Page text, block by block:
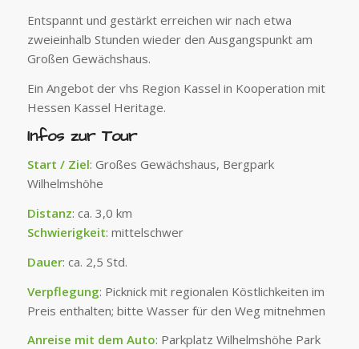
Entspannt und gestärkt erreichen wir nach etwa
zweieinhalb Stunden wieder den Ausgangspunkt am
Großen Gewächshaus.
Ein Angebot der vhs Region Kassel in Kooperation mit
Hessen Kassel Heritage.
Infos zur Tour
Start / Ziel: Großes Gewächshaus, Bergpark
Wilhelmshöhe
Distanz: ca. 3,0 km
Schwierigkeit: mittelschwer
Dauer: ca. 2,5 Std.
Verpflegung: Picknick mit regionalen Köstlichkeiten im
Preis enthalten; bitte Wasser für den Weg mitnehmen
Anreise mit dem Auto: Parkplatz Wilhelmshöhe Park